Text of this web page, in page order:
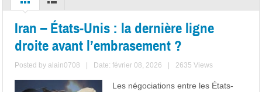
Iran – États-Unis : la dernière ligne
droite avant l’embrasement ?
Posted byalain0708 Date: février 08, 2026 2635 Views
Les négociations entre les États-